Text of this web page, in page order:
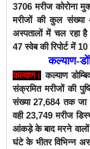
3706मरीज कोरोना
मरीजों की कुल
अस्पतालों में चल रहा
47स्वेब की रिपोर्ट में 10
कल्याण-
कल्याण। कल्याण
संक्रमित मरीजों की
संख्या 27,684 तक जा
वही 23,749 मरीज
आंकड़े के बाद मरने वालों
घंटे के भीतर विभिन्न